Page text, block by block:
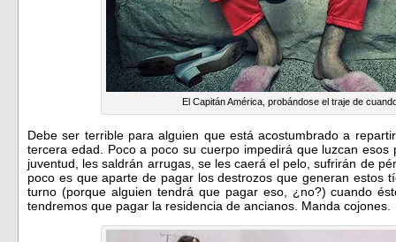
El Capitán América, probándose el traje de
Debe ser terrible para alguien que está acostumbrado a
tercera edad. Poco a poco su cuerpo impedirá que luzcan
juventud, les saldrán arrugas, se les caerá el pelo, sufrirán de
poco es que aparte de pagar los destrozos que generan estos
turno (porque alguien tendrá que pagar eso, ¿no?) cuando
tendremos que pagar la residencia de ancianos. Manda cojones.